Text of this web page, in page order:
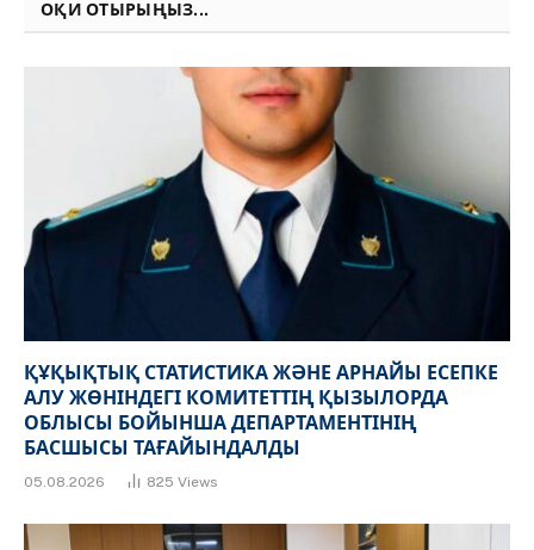
ОҚИ ОТЫРЫҢЫЗ...
ҚҰҚЫҚТЫҚ СТАТИСТИКА ЖӘНЕ АРНАЙЫ ЕСЕПКЕ
АЛУ ЖӨНІНДЕГІ КОМИТЕТТІҢ ҚЫЗЫЛОРДА
ОБЛЫСЫ БОЙЫНША ДЕПАРТАМЕНТІНІҢ
БАСШЫСЫ ТАҒАЙЫНДАЛДЫ
05.08.2026 825 Views